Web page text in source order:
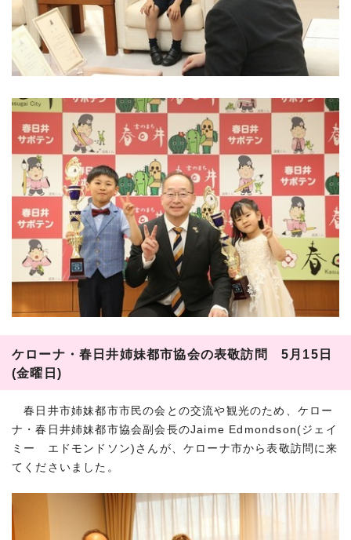
ケローナ・春日井姉妹都市協会の表敬訪問 5月15日
(金曜日)
春日井市姉妹都市市民の会との交流や観光のため、ケロー
ナ・春日井姉妹都市協会副会長のJaime Edmondson(ジェイ
ミー エドモンドソン)さんが、ケローナ市から表敬訪問に来
てくださいました。